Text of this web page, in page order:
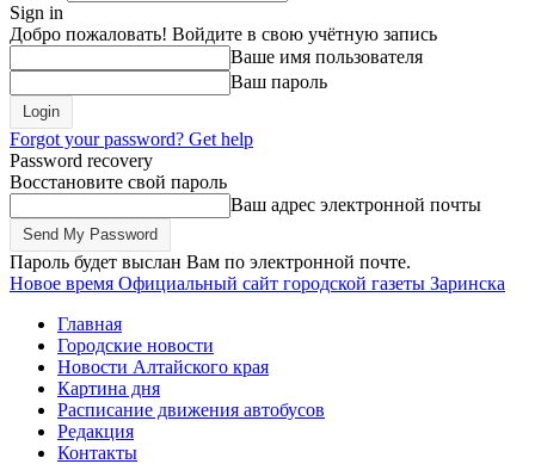
Sign in
Добро пожаловать! Войдите в свою учётную запись
Ваше имя пользователя
Ваш пароль
Forgot your password? Get help
Password recovery
Восстановите свой пароль
Ваш адрес электронной почты
Пароль будет выслан Вам по электронной почте.
Новое время Официальный сайт городской газеты Заринска
Главная
Городские новости
Новости Алтайского края
Картина дня
Расписание движения автобусов
Редакция
Контакты